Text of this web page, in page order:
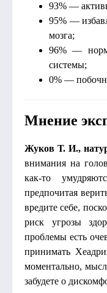
93% —
95% —
мозга;
96% —
системы;
0% —
Мнение
Жуков Т. И.,
внимания на
как-то
предпочитая
вредите себе,
риск угрозы
проблемы есть
принимать
моментально,
забудете о